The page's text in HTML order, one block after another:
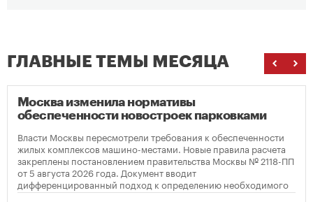
ГЛАВНЫЕ ТЕМЫ МЕСЯЦА
Москва изменила нормативы
обеспеченности новостроек парковками
Власти Москвы пересмотрели требования к обеспеченности
жилых комплексов машино-местами. Новые правила расчета
закреплены постановлением правительства Москвы № 2118-ПП
от 5 августа 2026 года. Документ вводит
дифференцированный подход к определению необходимого
количества парковок в зависимости от площади квартир и